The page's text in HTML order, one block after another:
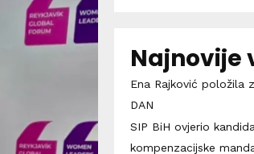
Najnovije
Ena Rajković položila
DAN
SIP BiH ovjerio
kompenzacijske